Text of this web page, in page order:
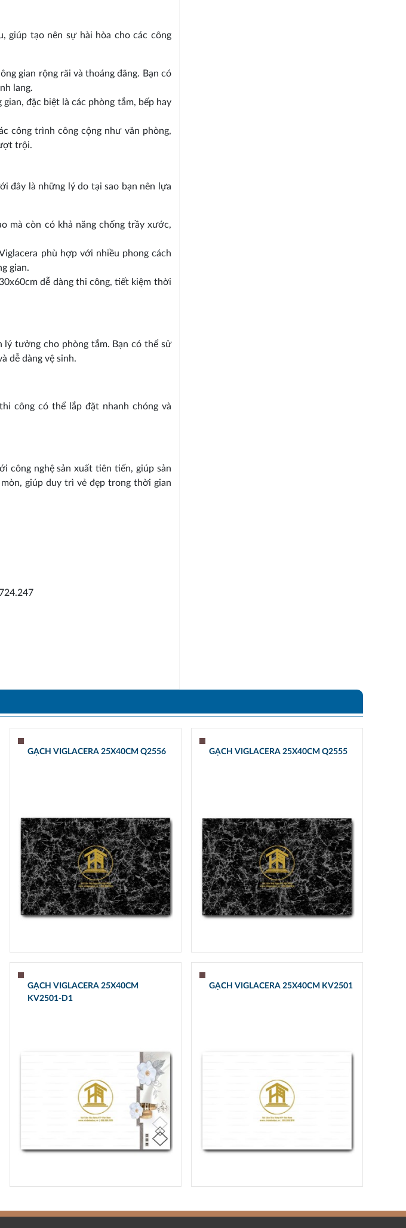
giúp tạo nên sự hài hòa cho các công
gian rộng rãi và thoáng đãng. Bạn có
lang.
đặc biệt là các phòng tắm, bếp hay
công trình công cộng như văn phòng,
trội.
đây là những lý do tại sao bạn nên lựa
mà còn có khả năng chống trầy xước,
phù hợp với nhiều phong cách
gian.
dễ dàng thi công, tiết kiệm thời
lý tưởng cho phòng tắm. Bạn có thể sử
dễ dàng vệ sinh.
công có thể lắp đặt nhanh chóng và
công nghệ sản xuất tiên tiến, giúp sản
giúp duy trì vẻ đẹp trong thời gian
GẠCH VIGLACERA 25X40CM Q2556 GẠCH VIGLACERA 25X40CM Q2555
GẠCH VIGLACERA 25X40CM
KV2501-D1
GẠCH VIGLACERA 25X40CM KV2501